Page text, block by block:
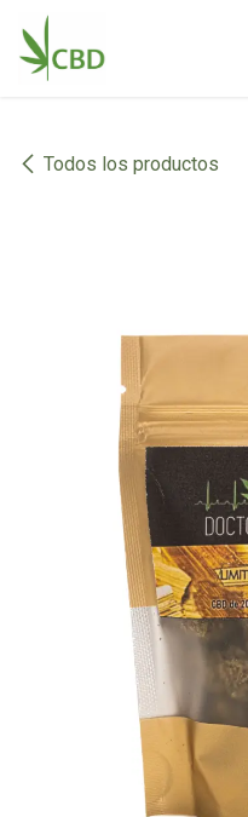
Ir al contenido
Todos los productos